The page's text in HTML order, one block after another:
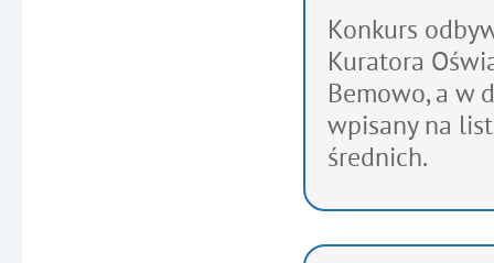
Konkurs
Kuratora
Bemowo, a w
wpisany na
średnich.